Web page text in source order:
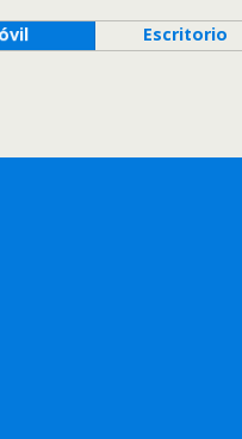
Escritorio